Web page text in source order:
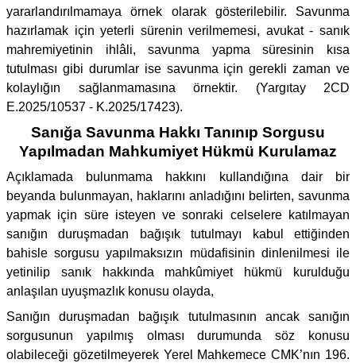
yararlandırılmamaya örnek olarak gösterilebilir. Savunma
hazırlamak için yeterli sürenin verilmemesi, avukat - sanık
mahremiyetinin ihlâli, savunma yapma süresinin kısa
tutulması gibi durumlar ise savunma için gerekli zaman ve
kolaylığın sağlanmamasına örnektir. (Yargıtay 2CD
E.2025/10537 - K.2025/17423).
Sanığa Savunma Hakkı Tanınıp Sorgusu
Yapılmadan Mahkumiyet Hükmü Kurulamaz
Açıklamada bulunmama hakkını kullandığına dair bir
beyanda bulunmayan, haklarını anladığını belirten, savunma
yapmak için süre isteyen ve sonraki celselere katılmayan
sanığın duruşmadan bağışık tutulmayı kabul ettiğinden
bahisle sorgusu yapılmaksızın müdafisinin dinlenilmesi ile
yetinilip sanık hakkında mahkûmiyet hükmü kurulduğu
anlaşılan uyuşmazlık konusu olayda,
Sanığın duruşmadan bağışık tutulmasının ancak sanığın
sorgusunun yapılmış olması durumunda söz konusu
olabileceği gözetilmeyerek Yerel Mahkemece CMK’nın 196.